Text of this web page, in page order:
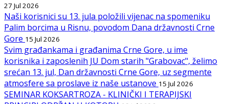
27 Jul 2026
Naši korisnici su 13. jula položili vijenac na spomeniku
Palim borcima u Risnu, povodom Dana državnosti Crne
Gore 15 Jul 2026
Svim građankama i građanima Crne Gore, u ime
korisnika i zaposlenih JU Dom starih "Grabovac", želimo
srećan 13. jul, Dan državnosti Crne Gore, uz segmente
atmosfere sa proslave iz naše ustanove 15 Jul 2026
SEMINAR KOKSARTROZA - KLINIČKI I TERAPIJSKI